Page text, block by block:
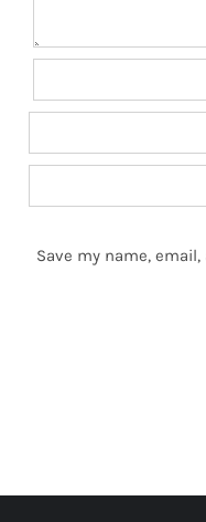
Save my name,